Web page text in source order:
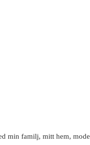
familj, mitt hem,